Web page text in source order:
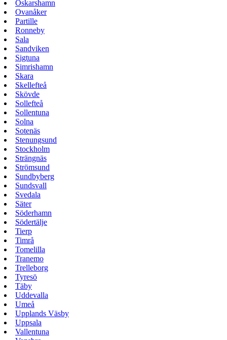
Oskarshamn
Ovanåker
Partille
Ronneby
Sala
Sandviken
Sigtuna
Simrishamn
Skara
Skellefteå
Skövde
Sollefteå
Sollentuna
Solna
Sotenäs
Stenungsund
Stockholm
Strängnäs
Strömsund
Sundbyberg
Sundsvall
Svedala
Säter
Söderhamn
Södertälje
Tierp
Timrå
Tomelilla
Tranemo
Trelleborg
Tyresö
Täby
Uddevalla
Umeå
Upplands Väsby
Uppsala
Vallentuna